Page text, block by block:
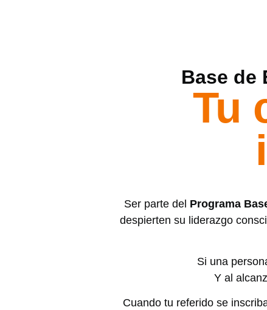
Base de
Tu
Ser parte del Programa
despierten su liderazgo
Si una
Y al
Cuando tu referido se